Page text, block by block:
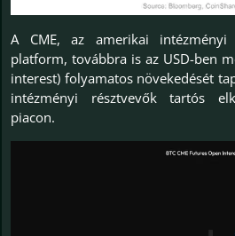
A CME, az amerikai
platform, továbbra is az USD-ben
interest) folyamatos növekedését
intézményi résztvevők tartós
piacon.